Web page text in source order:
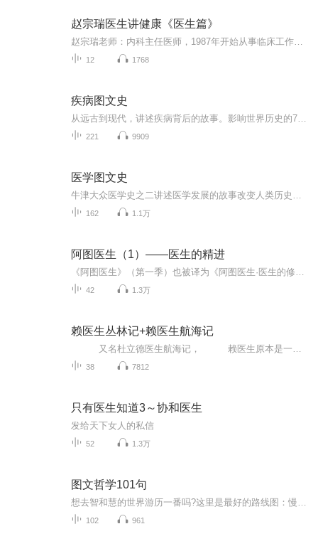
赵宗瑞医生讲健康《医生篇》
12 1768
疾病图文史
221 9909
医学图文史
162 1.1万
阿图医生（1）——医生的精进
42 1.3万
赖医生丛林记+赖医生航海记
38 7812
只有医生知道3～协和医生
发给天下女人的私信
52 1.3万
图文哲学101句
102 961